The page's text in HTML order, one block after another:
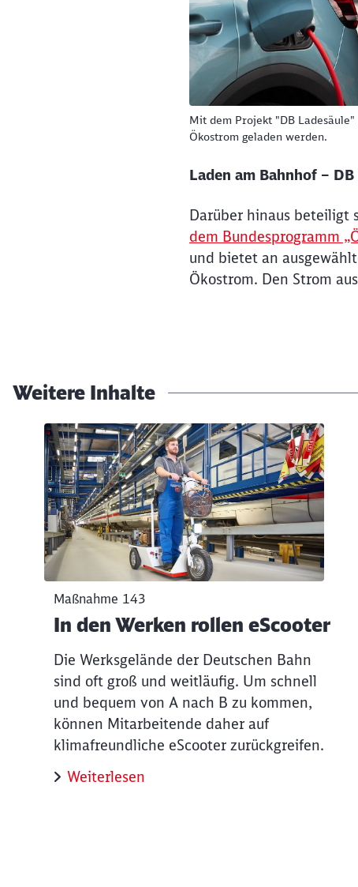
Mit dem Projekt "DB
Ökostrom geladen werden.
Laden am Bahnhof –
Darüber hinaus beteiligt
dem Bundesprogramm
und bietet an
Ökostrom. Den Strom
Weitere Inhalte
Klicken, um den folgenden Slider zu überspringen
Maßnahme 143
In den Werken rollen eScooter
Die Werksgelände der Deutschen Bahn
sind oft groß und weitläufig. Um schnell
und bequem von A nach B zu kommen,
können Mitarbeitende daher auf
klimafreundliche eScooter zurückgreifen.
Weiterlesen